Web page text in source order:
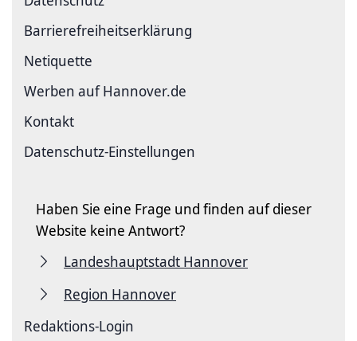
Barriere­freiheits­erklärung
Netiquette
Werben auf Hannover.de
Kontakt
Datenschutz-Einstellungen
Haben Sie eine Frage und finden auf dieser
Website keine Antwort?
Landeshauptstadt Hannover
Region Hannover
Redaktions-Login